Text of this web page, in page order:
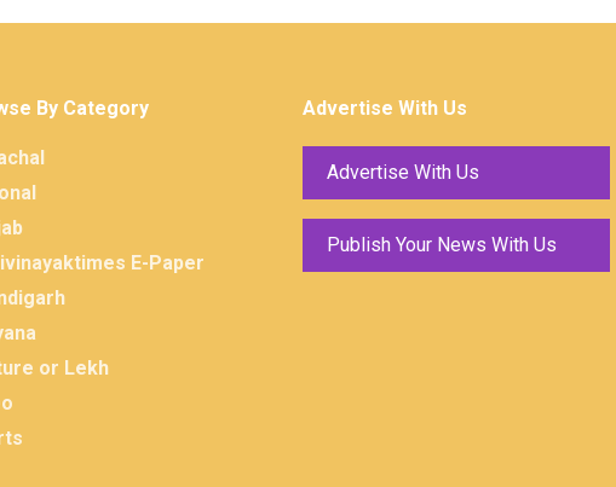
By Category
E-Paper
or Lekh
Advertise With Us
Advertise With Us
Publish Your News With Us